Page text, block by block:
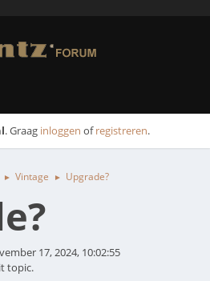
. Graag inloggen ofregistreren.
► Vintage ► Upgrade?
17, 2024, 10:02:55
topic.